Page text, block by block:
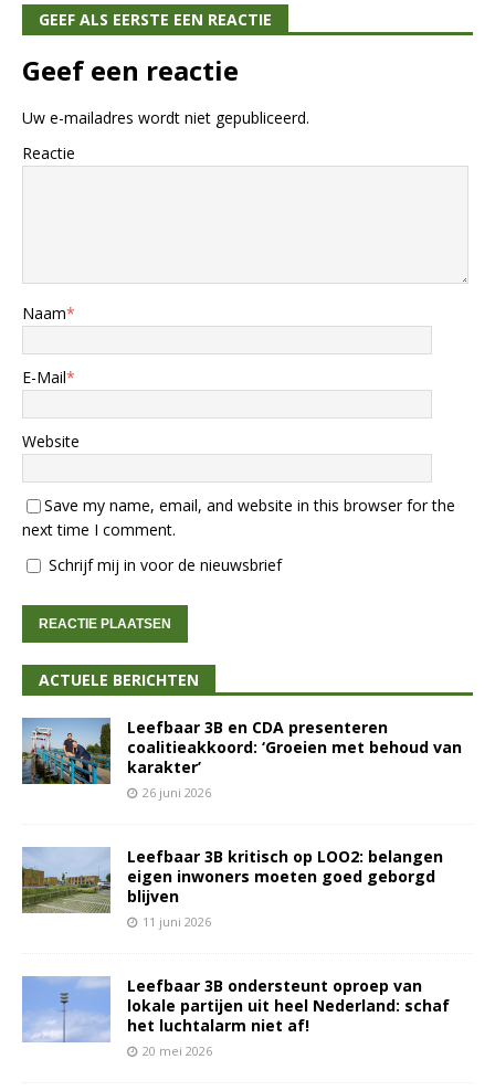
GEEF ALS EERSTE EEN REACTIE
Geef een reactie
Uw e-mailadres wordt niet gepubliceerd.
Reactie
Naam*
E-Mail*
Website
Save my name, email, and website in this browser for the
next time I comment.
Schrijf mij in voor de nieuwsbrief
ACTUELE BERICHTEN
Leefbaar 3B en CDA presenteren
coalitieakkoord: ‘Groeien met behoud van
karakter’
26 juni 2026
Leefbaar 3B kritisch op LOO2: belangen
eigen inwoners moeten goed geborgd
blijven
11 juni 2026
Leefbaar 3B ondersteunt oproep van
lokale partijen uit heel Nederland: schaf
het luchtalarm niet af!
20 mei 2026